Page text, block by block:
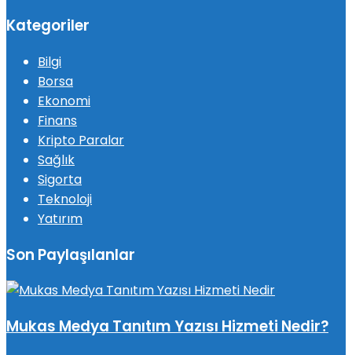
Kategoriler
Bilgi
Borsa
Ekonomi
Finans
Kripto Paralar
Sağlık
Sigorta
Teknoloji
Yatırım
Son Paylaşılanlar
Mukas Medya Tanıtım Yazısı Hizmeti Nedir?